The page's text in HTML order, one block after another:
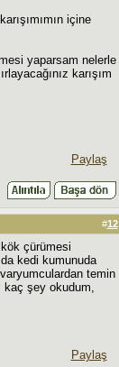
içine
yaparsam nelerle
karışım
Paylaş
#12
çürümesi
kedi kumunuda
temin
kaç şey okudum,
Paylaş